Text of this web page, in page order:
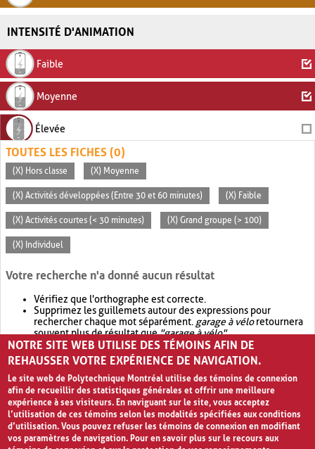
INTENSITÉ D'ANIMATION
Faible
Moyenne
Élevée
TOUTES LES FICHES (0)
(X) Hors classe (X) Moyenne
(X) Activités développées (Entre 30 et 60 minutes) (X) Faible
(X) Activités courtes (< 30 minutes) (X) Grand groupe (> 100)
(X) Individuel
Votre recherche n'a donné aucun résultat
Vérifiez que l'orthographe est correcte.
Supprimez les guillemets autour des expressions pour
rechercher chaque mot séparément. garage à véloretournera
souvent plus de résultat que"garage à vélo".
Envisagez d'élargir votre recherche avec OR.garage OR vélo
retournera souvent plus de résultat quegarage à vélo
NOTRE SITE WEB UTILISE DES TÉMOINS AFIN DE
REHAUSSER VOTRE EXPÉRIENCE DE NAVIGATION.
Le site web de Polytechnique Montréal utilise des témoins de connexion
afin de recueillir des statistiques générales et offrir une meilleure
expérience à ses visiteurs. En naviguant sur le site, vous acceptez
l’utilisation de ces témoins selon les modalités spécifiées aux conditions
d’utilisation. Vous pouvez refuser les témoins de connexion en modifiant
vos paramètres de navigation. Pour en savoir plus sur le recours aux